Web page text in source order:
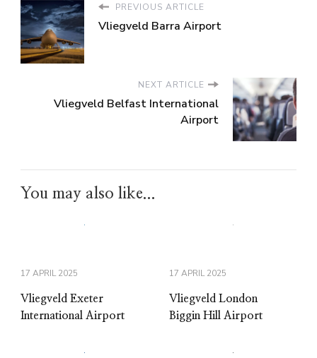
PREVIOUS ARTICLE
Vliegveld Barra Airport
NEXT ARTICLE
Vliegveld Belfast International
Airport
You may also like...
17 APRIL 2025
Vliegveld Exeter
International Airport
17 APRIL 2025
Vliegveld London
Biggin Hill Airport